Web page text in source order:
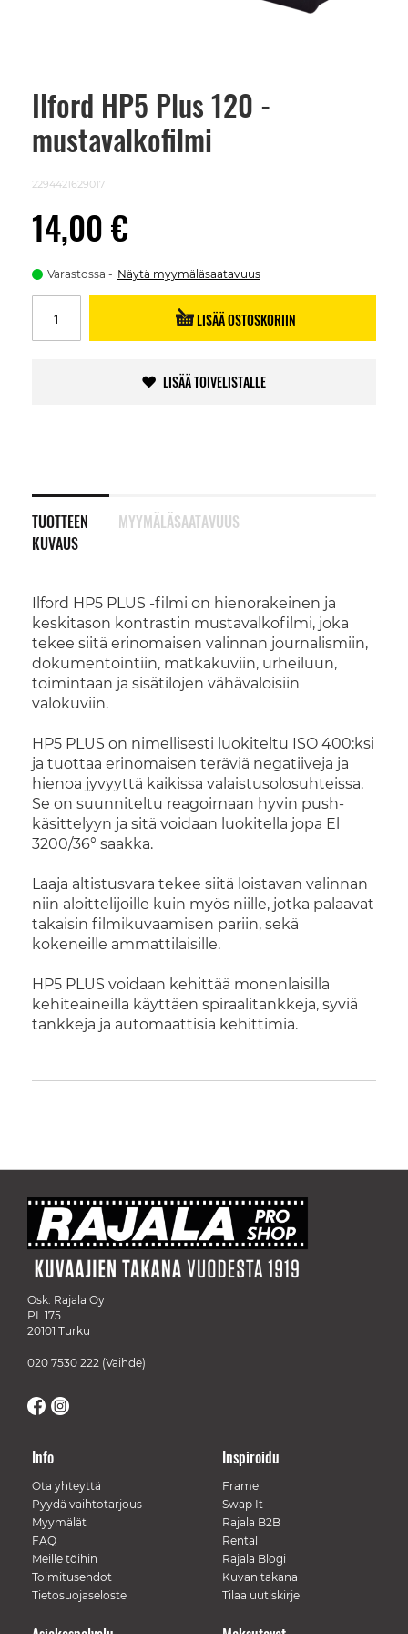
Ilford HP5 Plus 120 -
mustavalkofilmi
2294421629017
14,00 €
Varastossa Näytä myymäläsaatavuus
LISÄÄ OSTOSKORIIN
LISÄÄ TOIVELISTALLE
TUOTTEEN
KUVAUS
Ilford HP5 PLUS -filmi on hienorakeinen ja
keskitason kontrastin mustavalkofilmi, joka
tekee siitä erinomaisen valinnan journalismiin,
dokumentointiin, matkakuviin, urheiluun,
toimintaan ja sisätilojen vähävaloisiin
valokuviin.
HP5 PLUS on nimellisesti luokiteltu ISO 400:ksi
ja tuottaa erinomaisen teräviä negatiiveja ja
hienoa jyvyyttä kaikissa valaistusolosuhteissa.
Se on suunniteltu reagoimaan hyvin push-
käsittelyyn ja sitä voidaan luokitella jopa El
3200/36° saakka.
Laaja altistusvara tekee siitä loistavan valinnan
niin aloittelijoille kuin myös niille, jotka palaavat
takaisin filmikuvaamisen pariin, sekä
kokeneille ammattilaisille.
HP5 PLUS voidaan kehittää monenlaisilla
kehiteaineilla käyttäen spiraalitankkeja, syviä
tankkeja ja automaattisia kehittimiä.
MYYMÄLÄSAATAVUUS
Skip
beginning
images
Osk. Rajala Oy
PL 175
20101 Turku
020 7530 222 (Vaihde)
Info
Ota yhteyttä
Pyydä vaihtotarjous
Myymälät
FAQ
Meille töihin
Toimitusehdot
Tietosuojaseloste
Inspiroidu
Frame
Swap It
Rajala B2B
Rental
Rajala Blogi
Kuvan takana
Tilaa uutiskirje